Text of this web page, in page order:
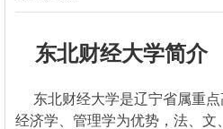
东北财经大学简介
东北财经大学是辽宁省属重点
经济学、管理学为优势，法、文